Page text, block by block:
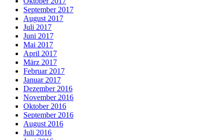
September 2017
August 2017
Juli 2017
Juni 2017
Mai 2017
April 2017
März 2017
Februar 2017
Januar 2017
Dezember 2016
November 2016
Oktober 2016
September 2016
August 2016
Juli 2016